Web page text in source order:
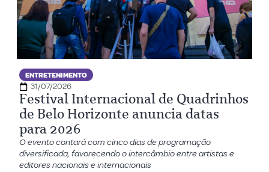
ENTRETENIMENTO
31/07/2026
Festival Internacional de Quadrinhos
de Belo Horizonte anuncia datas
para 2026
O evento contará com cinco dias de programação
diversificada, favorecendo o intercâmbio entre artistas e
editores nacionais e internacionais